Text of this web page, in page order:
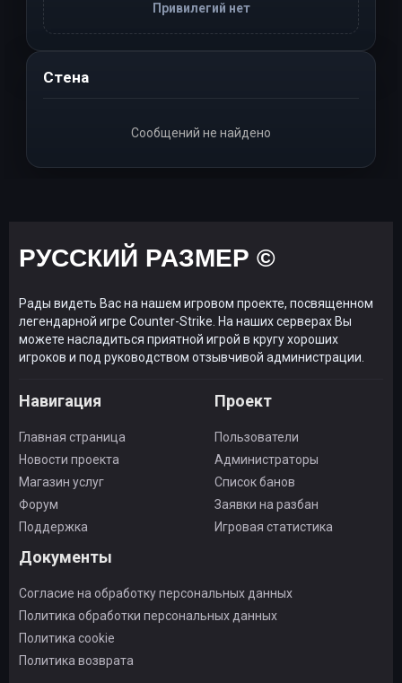
Привилегий нет
Стена
Сообщений не найдено
РУССКИЙ РАЗМЕР ©
Рады видеть Вас на нашем игровом проекте, посвященном
легендарной игре Counter-Strike. На наших серверах Вы
можете насладиться приятной игрой в кругу хороших
игроков и под руководством отзывчивой администрации.
Навигация
Главная страница
Новости проекта
Магазин услуг
Форум
Поддержка
Проект
Пользователи
Администраторы
Список банов
Заявки на разбан
Игровая статистика
Документы
Согласие на обработку персональных данных
Политика обработки персональных данных
Политика cookie
Политика возврата